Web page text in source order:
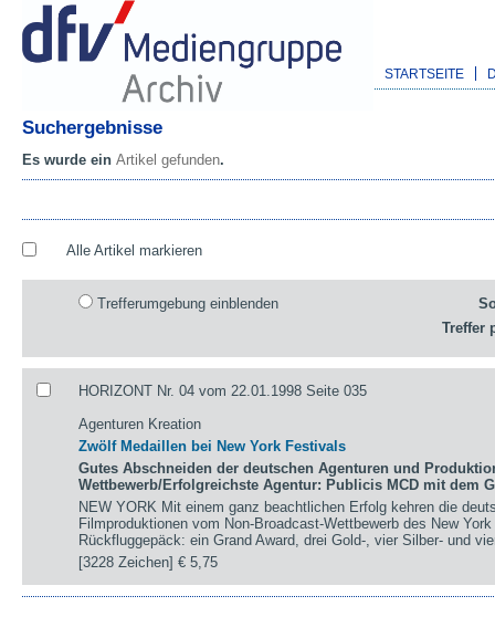
STARTSEITE
Suchergebnisse
Es wurde ein Artikel gefunden.
Alle Artikel markieren
Trefferumgebung einblenden
Treffer
HORIZONT Nr. 04 vom 22.01.1998 Seite 035
Agenturen Kreation
Zwölf Medaillen bei New York Festivals
Gutes Abschneiden der deutschen Agenturen und
Wettbewerb/Erfolgreichste Agentur: Publicis MCD mit dem
NEW YORK Mit einem ganz beachtlichen Erfolg kehren die
Filmproduktionen vom Non-Broadcast-Wettbewerb des New
Rückfluggepäck: ein Grand Award, drei Gold-, vier Silber- und
[3228 Zeichen]€ 5,75